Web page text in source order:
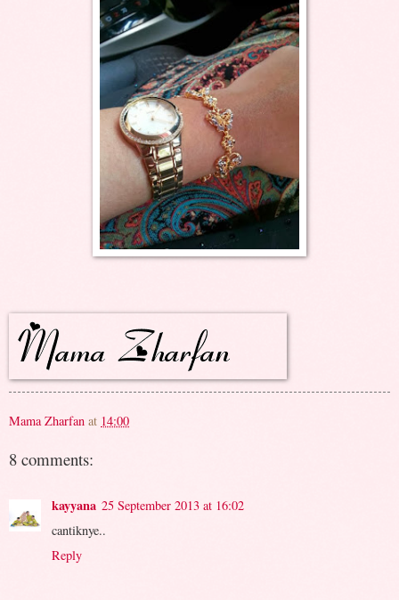
Mama Zharfan at 14:00
8 comments:
kayyana 25 September 2013 at 16:02
cantiknye..
Reply